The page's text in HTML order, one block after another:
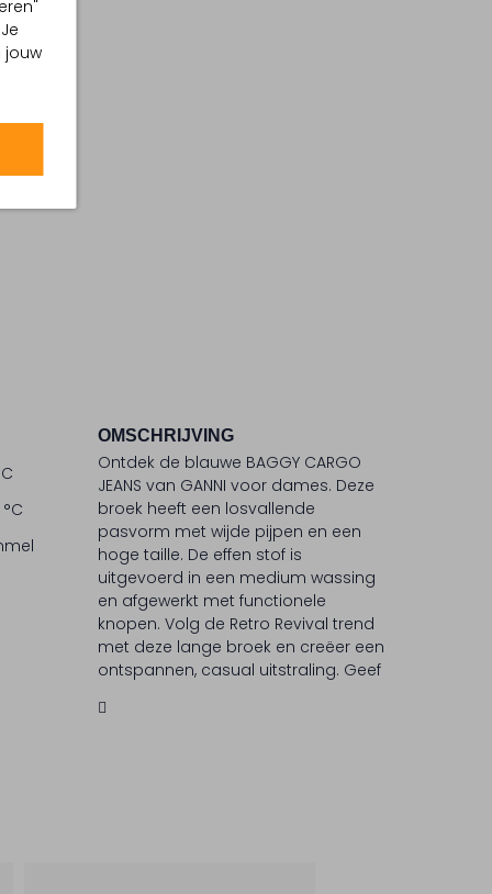
jouw
OMSCHRIJVING
Ontdek de blauwe BAGGY CARGO
JEANS van GANNI voor dames. Deze
broek heeft een losvallende
pasvorm met wijde pijpen en een
hoge taille. De effen stof is
uitgevoerd in een medium wassing
en afgewerkt met functionele
knopen. Volg de Retro Revival trend
met deze lange broek en creëer een
ontspannen, casual uitstraling. Geef